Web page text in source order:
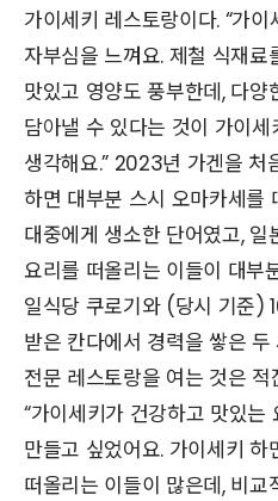
가이세키 레스토랑이다. “가
자부심을 느껴요. 제철 식재
맛있고 영양도 풍부한데, 다
담아낼 수 있다는 것이 가이
생각해요.” 2023년 가겐을 처
하면 대부분 스시 오마카세를
대중에게 생소한 단어였고,
요리를 떠올리는 이들이 대부
일식당 쿠로기와 (당시 기준)
받은 칸다에서 경력을 쌓은
전문 레스토랑을 여는 것은 적
“가이세키가 건강하고 맛있
만들고 싶었어요. 가이세키 하
떠올리는 이들이 많은데, 비교